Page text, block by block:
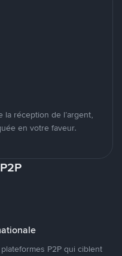
réception de l’argent,
en votre faveur.
P2P qui ciblent